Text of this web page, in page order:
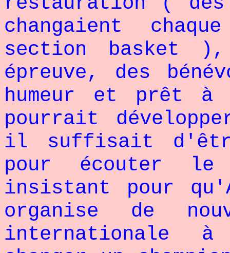
changaient
section basket
épreuve, des
humeur et prêt
pourrait
il suffisait
pour écouter le
insistant pour
organise de
internationale à